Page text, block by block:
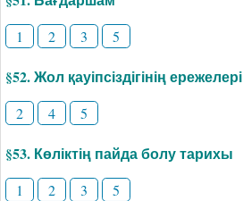
1 2 3 5
§52. Жол қауіпсіздігінің ережелері
2 4 5
§53. Көліктің пайда болу тарихы
1 2 3 5